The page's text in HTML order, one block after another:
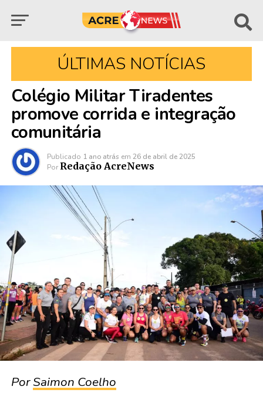
ÚLTIMAS NOTÍCIAS
Colégio Militar Tiradentes
promove corrida e integração
comunitária
Publicado 1 ano atrás em 26 de abril de 2025
Por Redação AcreNews
PorSaimon Coelho